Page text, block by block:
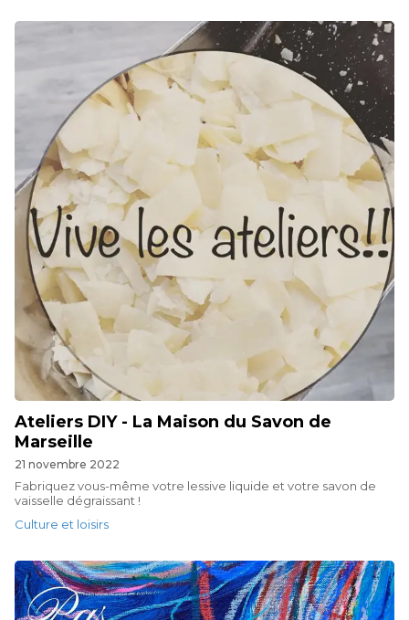
Ateliers DIY - La Maison du Savon de
Marseille
21 novembre 2022
Fabriquez vous-même votre lessive liquide et votre savon de
vaisselle dégraissant !
Culture et loisirs